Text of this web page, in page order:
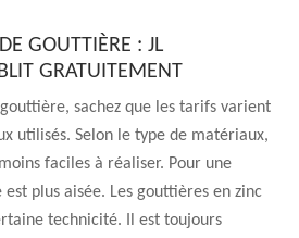
GOUTTIÈRE : JL
GRATUITEMENT
sachez que les tarifs varient
utilisés. Selon le type de matériaux,
faciles à réaliser. Pour une
plus aisée. Les gouttières en zinc
technicité. Il est toujours